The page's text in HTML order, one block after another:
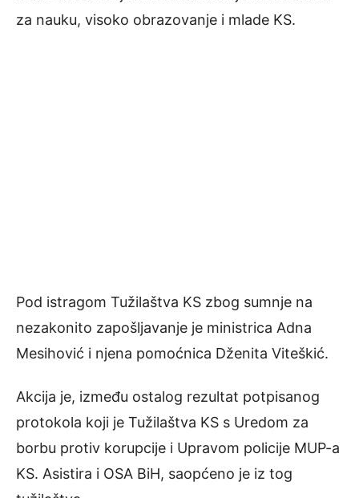
za nauku, visoko obrazovanje i mlade KS.
Pod istragom Tužilaštva KS zbog sumnje na
nezakonito zapošljavanje je ministrica Adna
Mesihović i njena pomoćnica Dženita Viteškić.
Akcija je, između ostalog rezultat potpisanog
protokola koji je Tužilaštva KS s Uredom za
borbu protiv korupcije i Upravom policije MUP-a
KS. Asistira i OSA BiH, saopćeno je iz tog